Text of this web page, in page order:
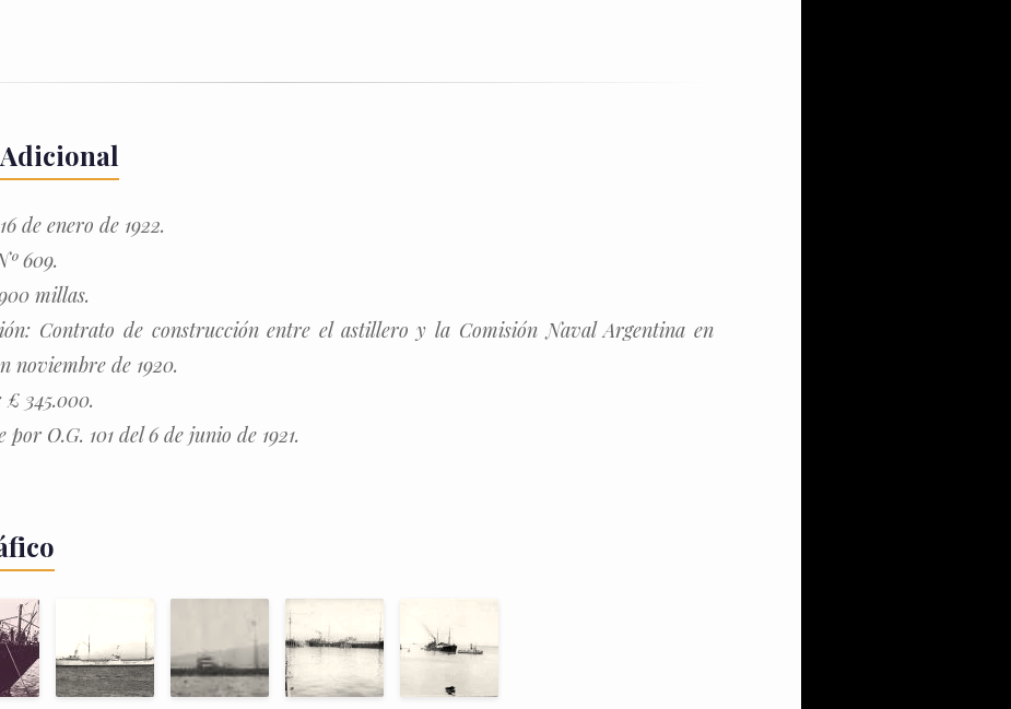
de enero de 1922.
609.
millas.
Contrato de construcción entre el astillero y la Comisión Naval Argentina en
noviembre de 1920.
345.000.
O.G. 101 del 6 de junio de 1921.